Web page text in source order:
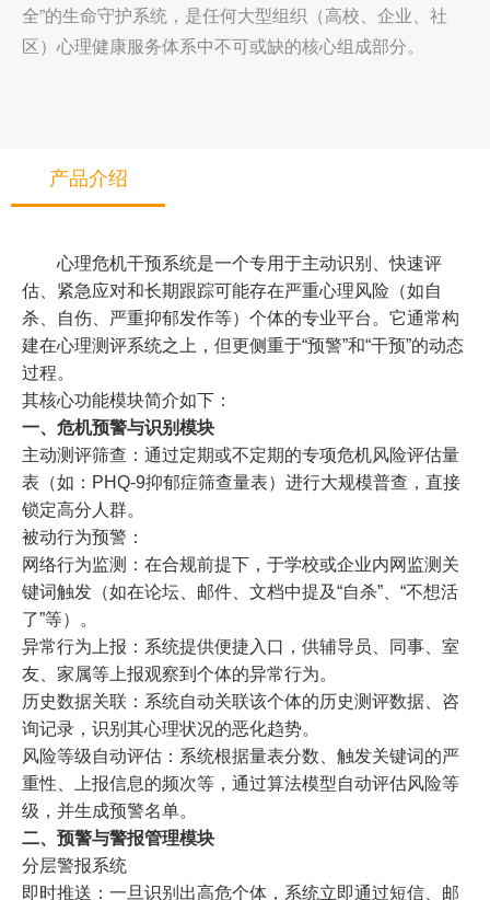
全”的生命守护系统，是任何大型组织（高校、企业、社
区）心理健康服务体系中不可或缺的核心组成部分。
产品介绍
心理危机干预系统是一个专用于主动识别、快速评
估、紧急应对和长期跟踪可能存在严重心理风险（如自
杀、自伤、严重抑郁发作等）个体的专业平台。它通常构
建在心理测评系统之上，但更侧重于“预警”和“干预”的动态
过程。
其核心功能模块简介如下：
一、危机预警与识别模块
主动测评筛查：通过定期或不定期的专项危机风险评估量
表（如：PHQ-9抑郁症筛查量表）进行大规模普查，直接
锁定高分人群。
被动行为预警：
网络行为监测：在合规前提下，于学校或企业内网监测关
键词触发（如在论坛、邮件、文档中提及“自杀”、“不想活
了”等）。
异常行为上报：系统提供便捷入口，供辅导员、同事、室
友、家属等上报观察到个体的异常行为。
历史数据关联：系统自动关联该个体的历史测评数据、咨
询记录，识别其心理状况的恶化趋势。
风险等级自动评估： 系统根据量表分数、触发关键词的严
重性、上报信息的频次等，通过算法模型自动评估风险等
级，并生成预警名单。
二、预警与警报管理模块
分层警报系统
即时推送：一旦识别出高危个体，系统立即通过短信、邮